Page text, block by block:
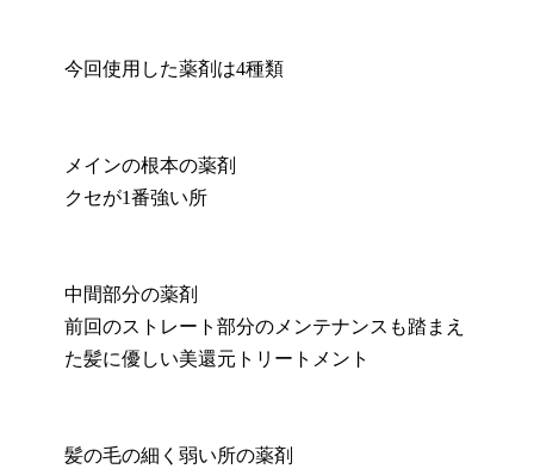
今回使用した薬剤は4種類
メインの根本の薬剤
クセが1番強い所
中間部分の薬剤
前回のストレート部分のメンテナンスも踏まえ
た髪に優しい美還元トリートメント
髪の毛の細く弱い所の薬剤